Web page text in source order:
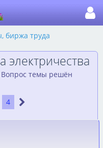
биржа труда
электричества
Вопрос темы решён
4